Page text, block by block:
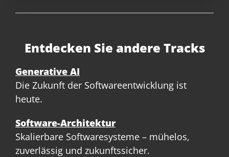
Entdecken Sie andere Tracks
Generative AI
Die Zukunft der Softwareentwicklung ist
heute.
Software-Architektur
Skalierbare Softwaresysteme – mühelos,
zuverlässig und zukunftssicher.